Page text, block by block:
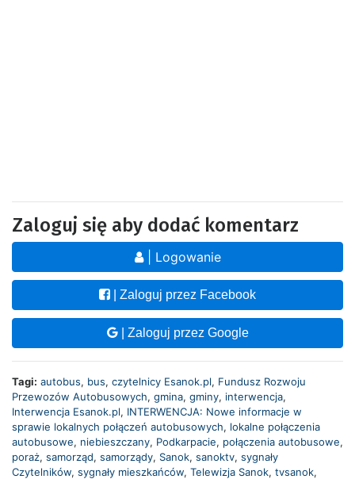
Zaloguj się aby dodać komentarz
| Logowanie
| Zaloguj przez Facebook
| Zaloguj przez Google
Tagi: autobus, bus, czytelnicy Esanok.pl, Fundusz Rozwoju
Przewozów Autobusowych, gmina, gminy, interwencja,
Interwencja Esanok.pl, INTERWENCJA: Nowe informacje w
sprawie lokalnych połączeń autobusowych, lokalne połączenia
autobusowe, niebieszczany, Podkarpacie, połączenia autobusowe,
poraż, samorząd, samorządy, Sanok, sanoktv, sygnały
Czytelników, sygnały mieszkańców, Telewizja Sanok, tvsanok,